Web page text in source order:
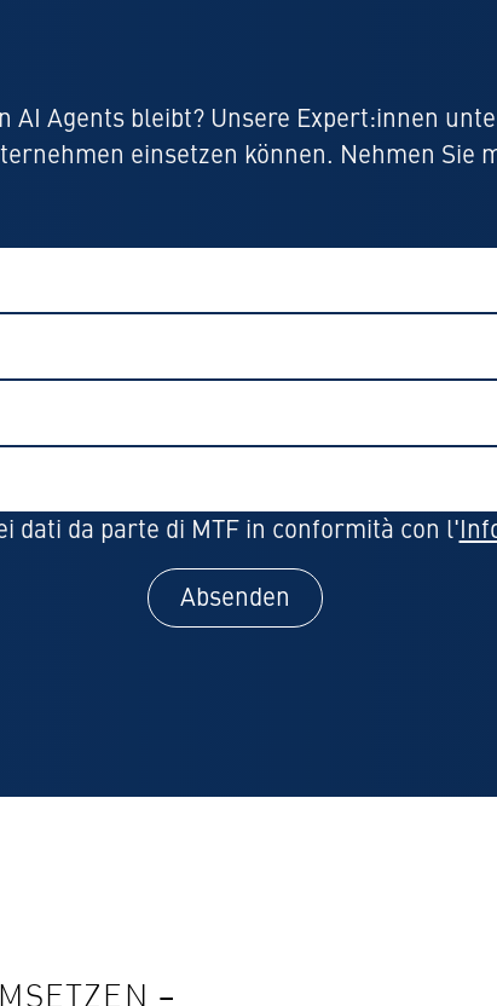
AI Agents bleibt? Unsere Expert:innen
einsetzen können. Nehmen Sie
dati da parte di MTF in conformità con l'
Absenden
–